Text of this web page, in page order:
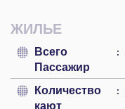
ЖИЛЬЕ
Всего
Пассажир
Количество
кают